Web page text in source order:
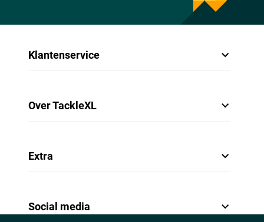
Klantenservice
Over TackleXL
Extra
Social media